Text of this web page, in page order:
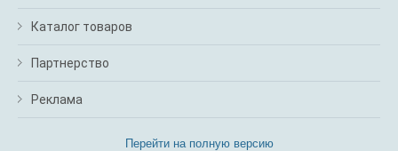
Каталог товаров
Партнерство
Реклама
Перейти на полную версию